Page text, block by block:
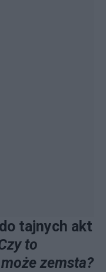
tajnych akt
to
zemsta?